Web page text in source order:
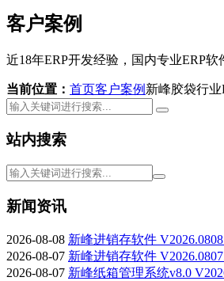
客户案例
近18年ERP开发经验，国内专业ERP软
当前位置： 首页客户案例 新峰胶袋行业
站内搜索
新闻资讯
2026-08-08 新峰进销存软件
2026-08-07 新峰进销存软件
2026-08-07 新峰纸箱管理系统v8.0